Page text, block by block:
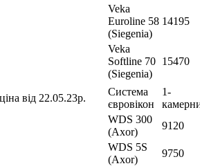
Veka
Euroline 58
(Siegenia)
14195
Veka
Softline 70
(Siegenia)
15470
від 22.05.23р.
Система
євровікон
1-
WDS 300
(Axor)
9120
WDS 5S
(Axor)
9750